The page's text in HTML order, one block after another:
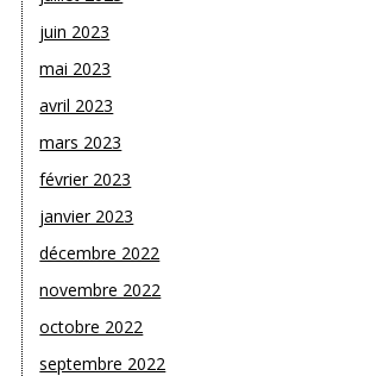
juin 2023
mai 2023
avril 2023
mars 2023
février 2023
janvier 2023
décembre 2022
novembre 2022
octobre 2022
septembre 2022